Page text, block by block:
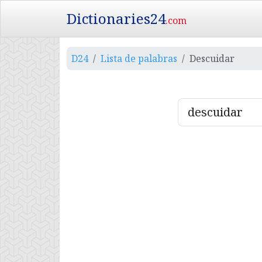
Dictionaries24.com
D24 Lista de palabras Descuidar